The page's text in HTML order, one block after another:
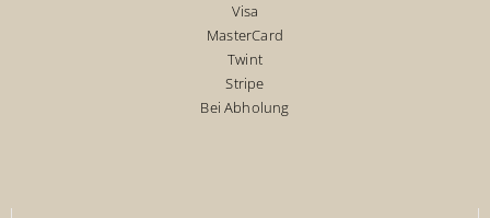
Visa
MasterCard
Twint
Stripe
Bei Abholung